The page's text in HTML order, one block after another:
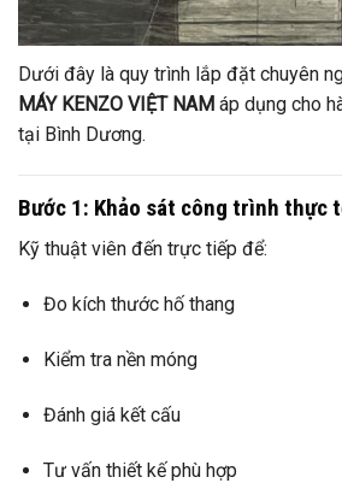
Dưới đây là quy trình lắp đặt chuyên
MÁY KENZO VIỆT NAM áp dụng cho
tại Bình Dương.
Bước 1: Khảo sát công trình thực
Kỹ thuật viên đến trực tiếp để:
Đo kích thước hố thang
Kiểm tra nền móng
Đánh giá kết cấu
Tư vấn thiết kế phù hợp